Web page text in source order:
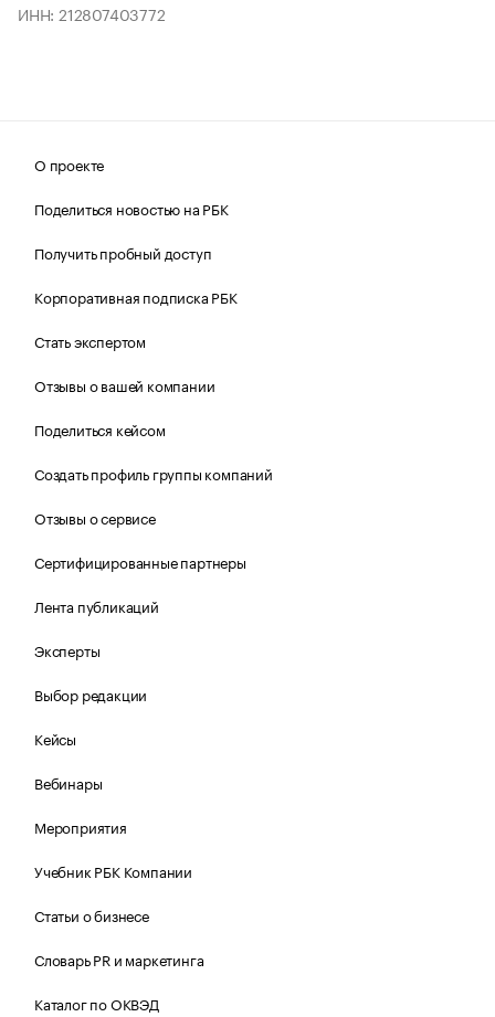
ИНН: 212807403772
О проекте
Поделиться новостью на РБК
Получить пробный доступ
Корпоративная подписка РБК
Стать экспертом
Отзывы о вашей компании
Поделиться кейсом
Создать профиль группы компаний
Отзывы о сервисе
Сертифицированные партнеры
Лента публикаций
Эксперты
Выбор редакции
Кейсы
Вебинары
Мероприятия
Учебник РБК Компании
Статьи о бизнесе
Словарь PR и маркетинга
Каталог по ОКВЭД